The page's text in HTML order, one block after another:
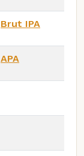
Brut IPA
APA